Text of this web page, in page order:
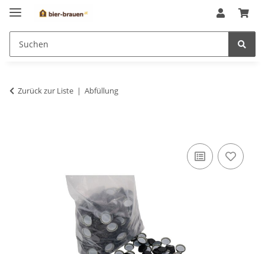
Zurück zur Liste Abfüllung